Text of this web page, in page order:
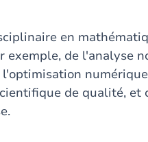
en
de l'analyse
de qualité, et